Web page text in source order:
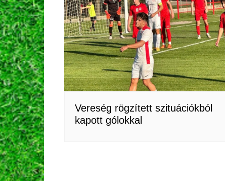
Vereség rögzített szituációkból
kapott gólokkal